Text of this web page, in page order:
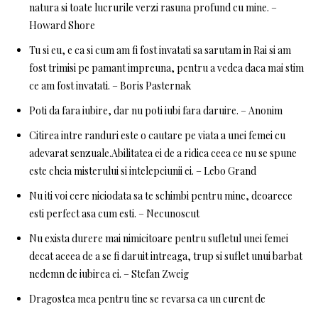
natura si toate lucrurile verzi rasuna profund cu mine. –
Howard Shore
Tu si eu, e ca si cum am fi fost invatati sa sarutam in Rai si am
fost trimisi pe pamant impreuna, pentru a vedea daca mai stim
ce am fost invatati. – Boris Pasternak
Poti da fara iubire, dar nu poti iubi fara daruire. – Anonim
Citirea intre randuri este o cautare pe viata a unei femei cu
adevarat senzuale.Abilitatea ei de a ridica ceea ce nu se spune
este cheia misterului si intelepciunii ei. – Lebo Grand
Nu iti voi cere niciodata sa te schimbi pentru mine, deoarece
esti perfect asa cum esti. – Necunoscut
Nu exista durere mai nimicitoare pentru sufletul unei femei
decat aceea de a se fi daruit intreaga, trup si suflet unui barbat
nedemn de iubirea ei. – Stefan Zweig
Dragostea mea pentru tine se revarsa ca un curent de